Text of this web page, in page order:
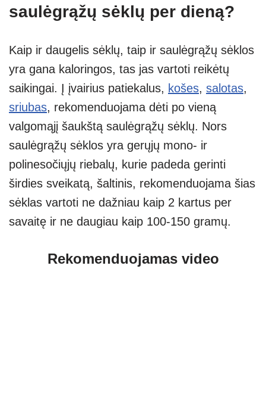
saulėgrąžų sėklų per dieną?
Kaip ir daugelis sėklų, taip ir saulėgrąžų sėklos
yra gana kaloringos, tas jas vartoti reikėtų
saikingai. Į įvairius patiekalus, košes, salotas,
sriubas, rekomenduojama dėti po vieną
valgomąjį šaukštą saulėgrąžų sėklų. Nors
saulėgrąžų sėklos yra gerųjų mono- ir
polinesočiųjų riebalų, kurie padeda gerinti
širdies sveikatą, šaltinis, rekomenduojama šias
sėklas vartoti ne dažniau kaip 2 kartus per
savaitę ir ne daugiau kaip 100-150 gramų.
Rekomenduojamas video